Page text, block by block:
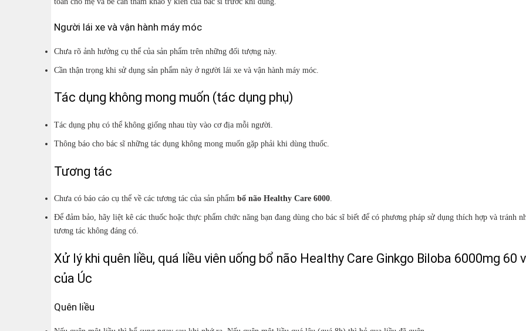
Người lái xe và vận hành máy móc
Chưa rõ ảnh hưởng cụ thể của sản phẩm trên những đối tượng này.
Cần thận trọng khi sử dụng sản phẩm này ở người lái xe và vận hành máy móc.
Tác dụng không mong muốn (tác dụng phụ)
Tác dụng phụ có thể không giống nhau tùy vào cơ địa mỗi người.
Thông báo cho bác sĩ những tác dụng không mong muốn gặp phải khi dùng thuốc.
Tương tác
Chưa có báo cáo cụ thể về các tương tác của sản phẩm bổ não Healthy Care 6000.
Để đảm bảo, hãy liệt kê các thuốc hoặc thực phẩm chức năng bạn đang dùng cho bác sĩ biết để có phương pháp sử dụng thích hợp và tránh
tương tác không đáng có.
Xử lý khi quên liều, quá liều viên uống bổ não Healthy Care Ginkgo Biloba 6000mg 60
của Úc
Quên liều